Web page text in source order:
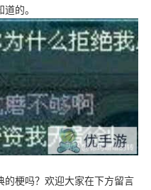
的。
梗吗？欢迎大家在下方留言